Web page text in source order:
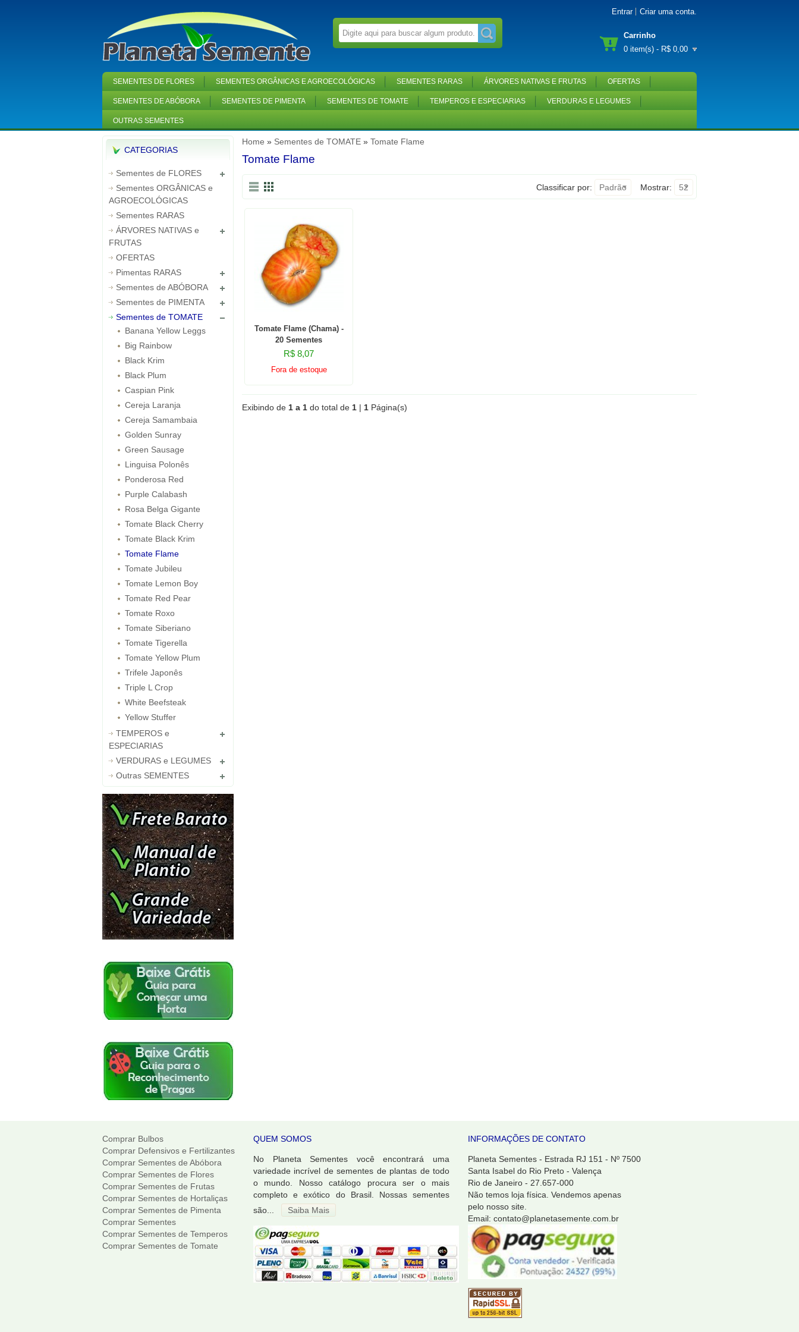
Entrar Criar uma conta.
Carrinho
0 item(s) - R$ 0,00
SEMENTES DE FLORES SEMENTES ORGÂNICAS E AGROECOLÓGICAS SEMENTES RARAS ÁRVORES NATIVAS E FRUTAS OFERTAS
SEMENTES DE ABÓBORA SEMENTES DE PIMENTA SEMENTES DE TOMATE TEMPEROS E ESPECIARIAS VERDURAS E LEGUMES
OUTRAS SEMENTES
CATEGORIAS
Sementes de FLORES
Sementes ORGÂNICAS e
AGROECOLÓGICAS
Sementes RARAS
ÁRVORES NATIVAS e
FRUTAS
OFERTAS
Pimentas RARAS
Sementes de ABÓBORA
Sementes de PIMENTA
Sementes de TOMATE
Banana Yellow Leggs
Big Rainbow
Black Krim
Black Plum
Caspian Pink
Cereja Laranja
Cereja Samambaia
Golden Sunray
Green Sausage
Linguisa Polonês
Ponderosa Red
Purple Calabash
Rosa Belga Gigante
Tomate Black Cherry
Tomate Black Krim
Tomate Flame
Tomate Jubileu
Tomate Lemon Boy
Tomate Red Pear
Tomate Roxo
Tomate Siberiano
Tomate Tigerella
Tomate Yellow Plum
Trifele Japonês
Triple L Crop
White Beefsteak
Yellow Stuffer
TEMPEROS e
ESPECIARIAS
VERDURAS e LEGUMES
Outras SEMENTES
Home » Sementes de TOMATE » Tomate Flame
Tomate Flame
Mostrar: 52
Classificar por: Padrão
Tomate Flame (Chama) -
20 Sementes
R$ 8,07
Fora de estoque
Exibindo de 1 a 1 do total de 1 | 1 Página(s)
Comprar Bulbos
Comprar Defensivos e Fertilizantes
Comprar Sementes de Abóbora
Comprar Sementes de Flores
Comprar Sementes de Frutas
Comprar Sementes de Hortaliças
Comprar Sementes de Pimenta
Comprar Sementes
Comprar Sementes de Temperos
Comprar Sementes de Tomate
QUEM SOMOS
No Planeta Sementes você encontrará uma
variedade incrível de sementes de plantas de todo
o mundo. Nosso catálogo procura ser o mais
completo e exótico do Brasil. Nossas sementes
são...
Saiba Mais
INFORMAÇÕES DE CONTATO
Planeta Sementes - Estrada RJ 151 - Nº 7500
Santa Isabel do Rio Preto - Valença
Rio de Janeiro - 27.657-000
Não temos loja física. Vendemos apenas
pelo nosso site.
Email: contato@planetasemente.com.br